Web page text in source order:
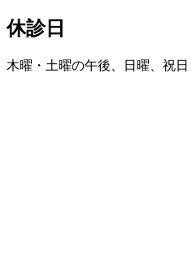
休診日
木曜・土曜の午後、日曜、祝日